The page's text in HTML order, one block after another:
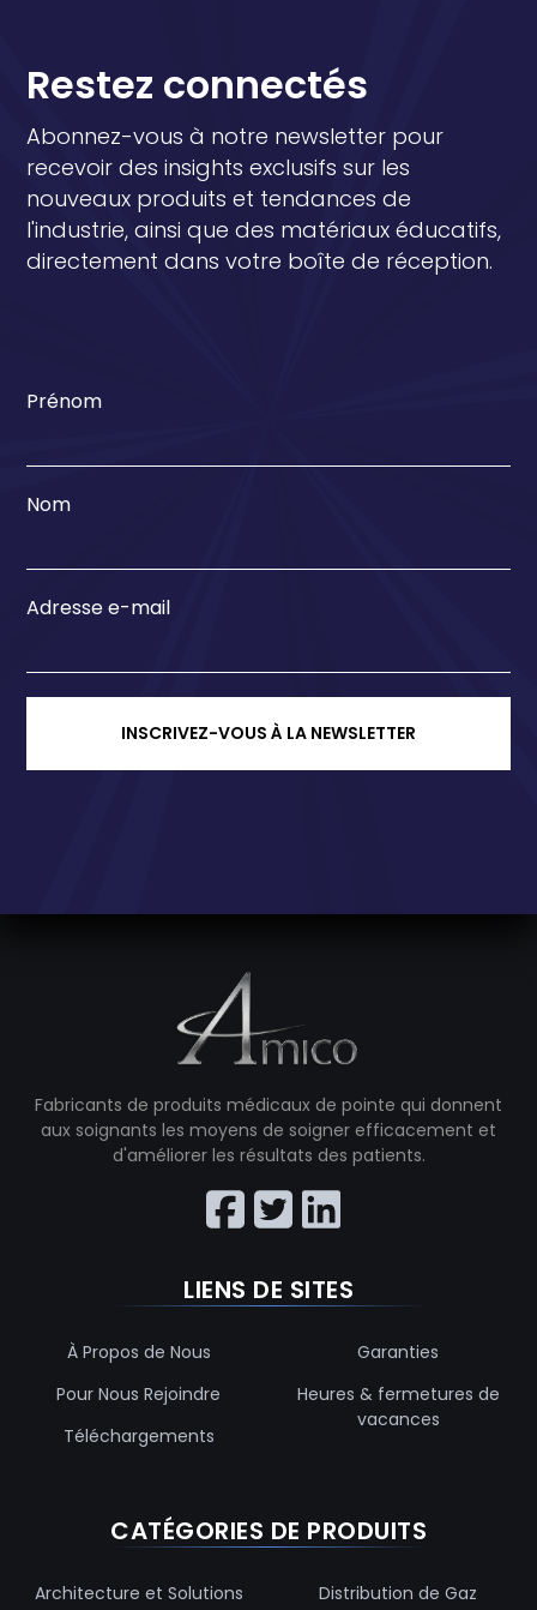
Restez connectés
Abonnez-vous à notre newsletter pour
recevoir des insights exclusifs sur les
nouveaux produits et tendances de
l'industrie, ainsi que des matériaux éducatifs,
directement dans votre boîte de réception.
Prénom
Nom
Adresse e-mail
INSCRIVEZ-VOUS À LA NEWSLETTER
Fabricants de produits médicaux de pointe qui donnent
aux soignants les moyens de soigner efficacement et
d'améliorer les résultats des patients.
LIENS DE SITES
À Propos de Nous
Pour Nous Rejoindre
Téléchargements
Garanties
Heures & fermetures de
vacances
CATÉGORIES DE PRODUITS
Architecture et Solutions
Distribution de Gaz